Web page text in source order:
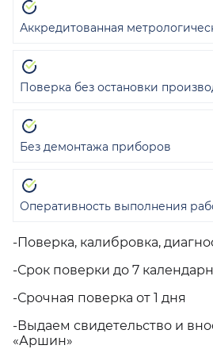
-Поверка, калибровка,
-Срок поверки до 7
-Срочная поверка от 1 дня
-Выдаем свидетельство и
«Аршин»
Аккредитованная
Поверка без остановки
Без демонтажа приборов
Оперативность выполнения